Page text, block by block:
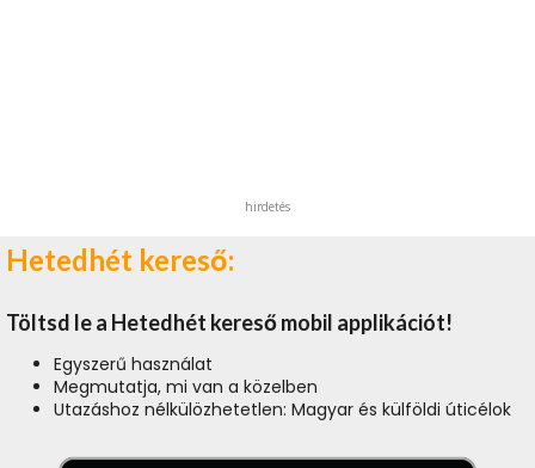
hirdetés
Hetedhét kereső:
Töltsd le a Hetedhét kereső mobil applikációt!
Egyszerű használat
Megmutatja, mi van a közelben
Utazáshoz nélkülözhetetlen: Magyar és külföldi úticélok